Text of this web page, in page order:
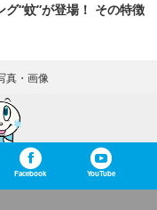
グ“蚊”が登場！ その特徴
真・画像
Facebook YouTube